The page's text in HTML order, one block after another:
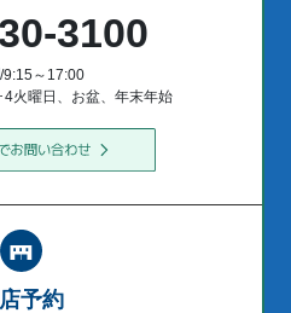
3100
/9:15～17:00
4火曜日、お盆、年末年始
予約